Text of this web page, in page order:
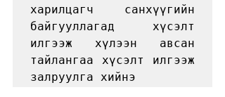
харилцагч санхүүгийн
байгууллагад хүсэлт
илгээж хүлээн авсан
тайлангаа хүсэлт илгээж
залруулга хийнэ